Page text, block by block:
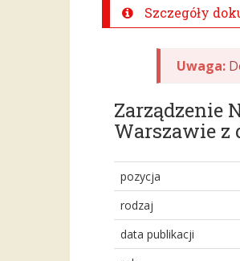
Szczegóły
Uwaga:
Zarządzenie
Warszawie z
pozycja
rodzaj
data publikacji